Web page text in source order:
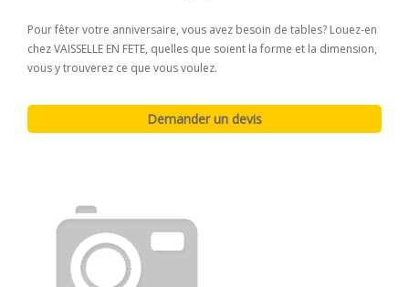
Pour fêter votre anniversaire, vous avez besoin de tables? Louez-en
chez VAISSELLE EN FETE, quelles que soient la forme et la dimension,
vous y trouverez ce que vous voulez.